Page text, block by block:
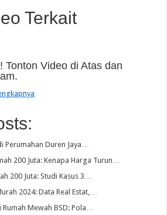
Terkait
Tonton Video di Atas dan
Perumahan Duren Jaya…
200 Juta: Kenapa Harga Turun…
200 Juta: Studi Kasus 3…
2024: Data Real Estat,…
Mewah BSD: Pola…